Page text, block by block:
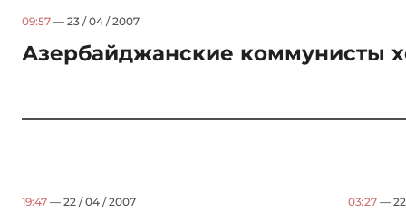
09:57 — 23 / 04 / 2007
Азербайджанские коммунисты
19:47 — 22 / 04 / 2007 03:27 —